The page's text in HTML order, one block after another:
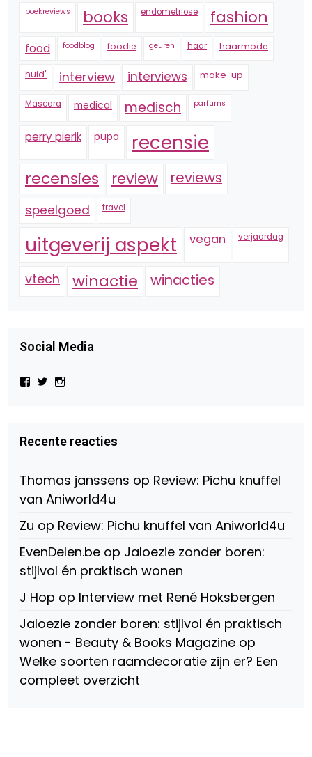
boekreviews books endometriose fashion
food foodblog foodie geuren haar haarmode
huid' interview interviews make-up
Mascara medical medisch parfums
perry pierik pupa recensie
recensies review reviews
speelgoed travel
uitgeverij aspekt vegan verjaardag
vtech winactie winacties
Social Media
Bekijk
Beauty-
147775071915783/?
Facebook
Bekijk
op
Twitter
op
Instagram
Recente reacties
Thomas janssens op Review: Pichu knuffel
van Aniworld4u
Zu op Review: Pichu knuffel van Aniworld4u
EvenDelen.be op Jaloezie zonder boren:
stijlvol én praktisch wonen
J Hop op Interview met René Hoksbergen
Jaloezie zonder boren: stijlvol én praktisch
wonen - Beauty & Books Magazine op
Welke soorten raamdecoratie zijn er? Een
compleet overzicht